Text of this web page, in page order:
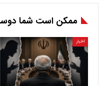
ممکن است شما
اخبار